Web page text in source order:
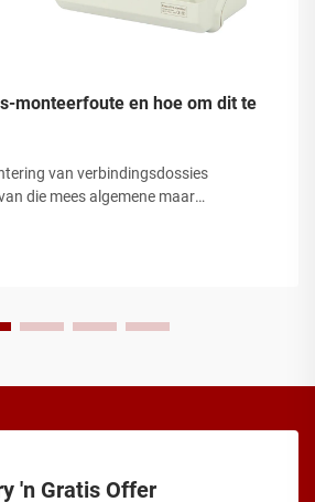
monteerfoute en hoe om dit te
van verbindingsdossies
die mees algemene maar
begrip van die kritieke
'n Gratis Offer